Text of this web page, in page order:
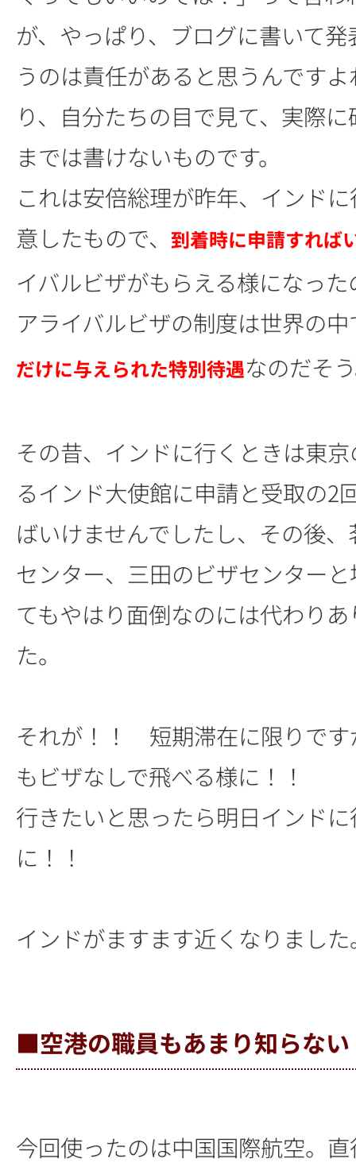
が、やっぱり、ブログに書いて
うのは責任があると思うんです
り、自分たちの目で見て、実際
までは書けないものです。
これは安倍総理が昨年、インド
意したもので、 到着時に申請すれば
イバルビザがもらえる様になっ
アライバルビザの制度は世界の中
だけに与えられた特別待遇なのだそ
その昔、インドに行くときは東
るインド大使館に申請と受取の2
ばいけませんでしたし、その後
センター、三田のビザセンター
てもやはり面倒なのには代わり
た。
それが！！ 短期滞在に限りです
もビザなしで飛べる様に！！
行きたいと思ったら明日インド
に！！
インドがますます近くなりまし
■空港の職員もあまり知らない
今回使ったのは中国国際航空。